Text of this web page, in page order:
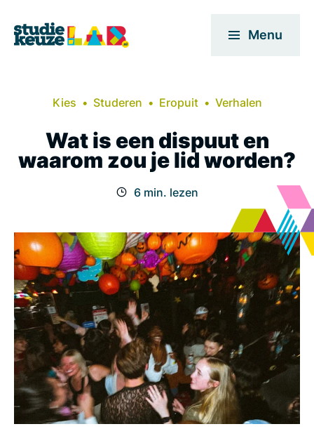
Menu
Kies Studeren Eropuit Verhalen
Wat is een dispuut en
waarom zou je lid worden?
6 min. lezen